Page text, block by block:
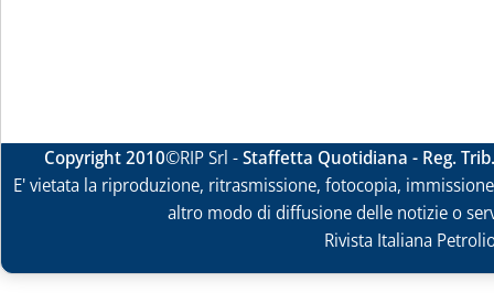
Copyright 2010©RIP Srl -Staffetta Quotidiana - Reg.
E' vietata la riproduzione, ritrasmissione, fotocopia,
altro modo di diffusione delle notizie o
Rivista Italiana